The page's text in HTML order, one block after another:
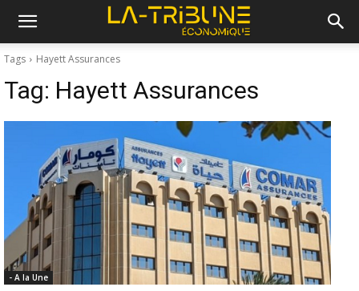
Tags Hayett Assurances
Tag: Hayett Assurances
- A la Une